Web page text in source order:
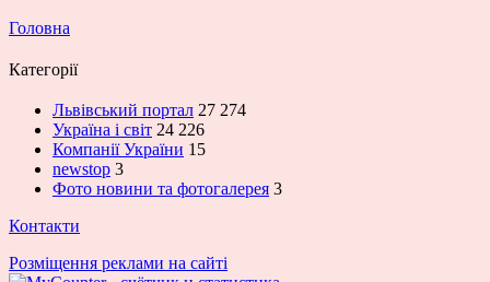
Головна
Категорії
Львівський портал 27 274
Україна і світ 24 226
Компанії України 15
newstop 3
Фото новини та фотогалерея 3
Контакти
Розміщення реклами на сайті